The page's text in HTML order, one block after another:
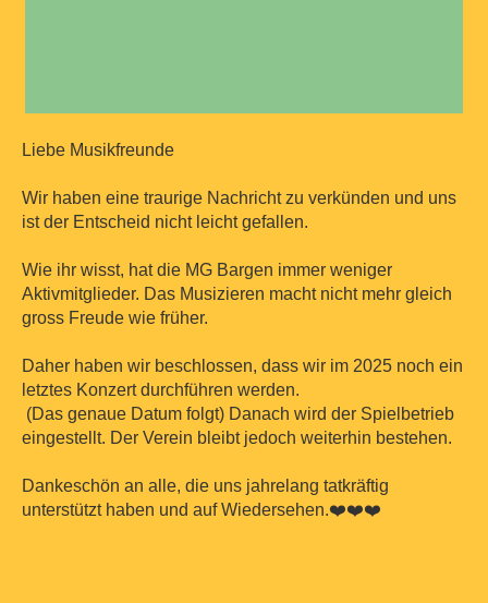
Liebe Musikfreunde
Wir haben eine traurige Nachricht zu verkünden und uns
ist der Entscheid nicht leicht gefallen.
Wie ihr wisst, hat die MG Bargen immer weniger
Aktivmitglieder. Das Musizieren macht nicht mehr gleich
gross Freude wie früher.
Daher haben wir beschlossen, dass wir im 2025 noch ein
letztes Konzert durchführen werden.
(Das genaue Datum folgt) Danach wird der Spielbetrieb
eingestellt. Der Verein bleibt jedoch weiterhin bestehen.
Dankeschön an alle, die uns jahrelang tatkräftig
unterstützt haben und auf Wiedersehen.❤️❤️❤️